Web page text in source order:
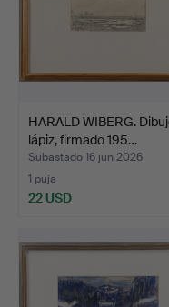
HARALD WIBERG.
lápiz, firmado 195…
Subastado 16 jun 2026
1 puja
22 USD